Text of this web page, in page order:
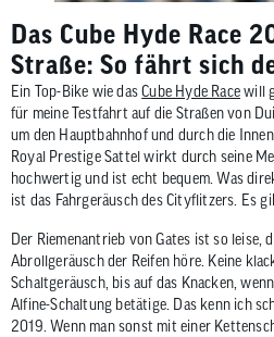
Das Cube Hyde Race
Straße: So fährt sich
Ein Top-Bike wie dasCube Hyde Racewill
für meine Testfahrt auf die Straßen von
um den Hauptbahnhof und durch die
Royal Prestige Sattel wirkt durch seine
hochwertig und ist echt bequem. Was
ist das Fahrgeräusch des Cityflitzers. Es
Der Riemenantrieb von Gates ist so leise,
Abrollgeräusch der Reifen höre. Keine
Schaltgeräusch, bis auf das Knacken,
Alfine-Schaltung betätige. Das kenn ich
2019. Wenn man sonst mit einer